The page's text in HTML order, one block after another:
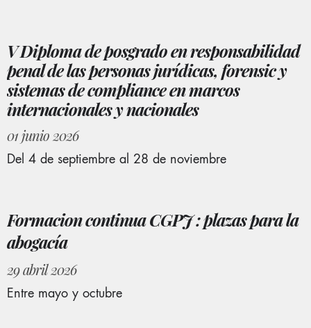
V Diploma de posgrado en responsabilidad
penal de las personas jurídicas, forensic y
sistemas de compliance en marcos
internacionales y nacionales
01 junio 2026
Del 4 de septiembre al 28 de noviembre
Formacion continua CGPJ : plazas para la
abogacía
29 abril 2026
Entre mayo y octubre